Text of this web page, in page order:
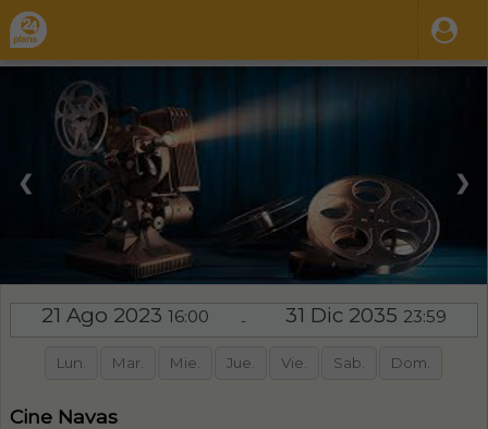
❮ ❯
21 Ago 202316:00 - 31 Dic 2035 23:59
Lun. Mar. Mie. Jue. Vie. Sab. Dom.
Cine Navas